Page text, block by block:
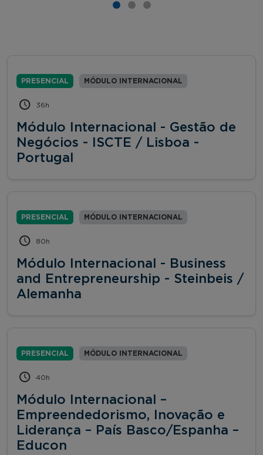
PRESENCIAL MÓDULO INTERNACIONAL
36h
Módulo Internacional - Gestão de
Negócios - ISCTE / Lisboa -
Portugal
PRESENCIAL MÓDULO INTERNACIONAL
80h
Módulo Internacional - Business
and Entrepreneurship - Steinbeis /
Alemanha
PRESENCIAL MÓDULO INTERNACIONAL
40h
Módulo Internacional –
Empreendedorismo, Inovação e
Liderança – País Basco/Espanha –
Educon